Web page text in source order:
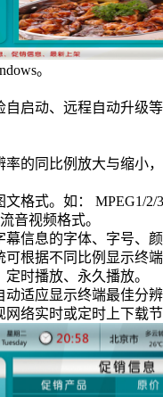
。
启动、远程自动升级
的同比例放大与缩小
格式。如： MPEG1/2/
音视频格式。
信息的字体、字号、
根据不同比例显示终
时播放、永久播放。
动适应显示终端最佳分
络实时或定时上下载